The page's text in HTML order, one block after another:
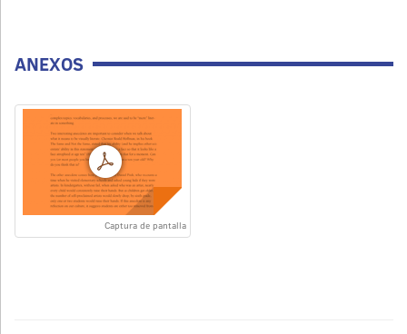
ANEXOS
Captura de pantalla